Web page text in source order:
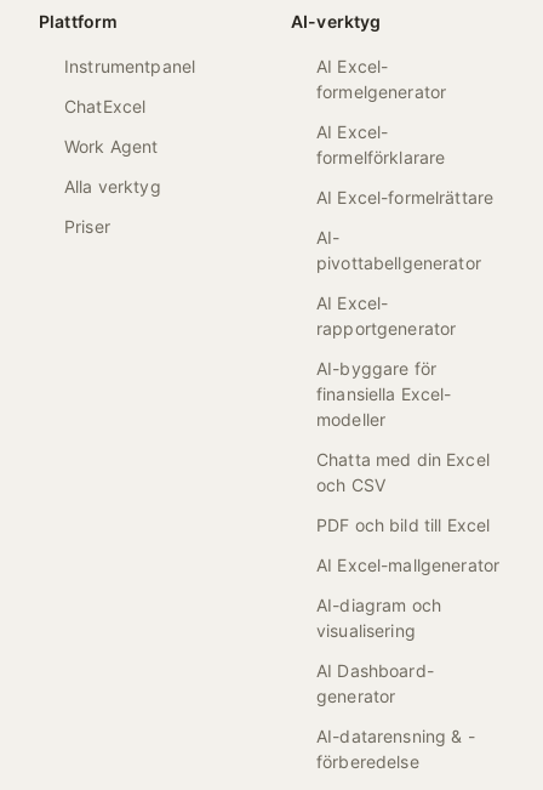
Plattform
Instrumentpanel
ChatExcel
Work Agent
Alla verktyg
Priser
AI-verktyg
AI Excel-
formelgenerator
AI Excel-
formelförklarare
AI Excel-formelrättare
AI-
pivottabellgenerator
AI Excel-
rapportgenerator
AI-byggare för
finansiella Excel-
modeller
Chatta med din Excel
och CSV
PDF och bild till Excel
AI Excel-mallgenerator
AI-diagram och
visualisering
AI Dashboard-
generator
AI-datarensning & -
förberedelse